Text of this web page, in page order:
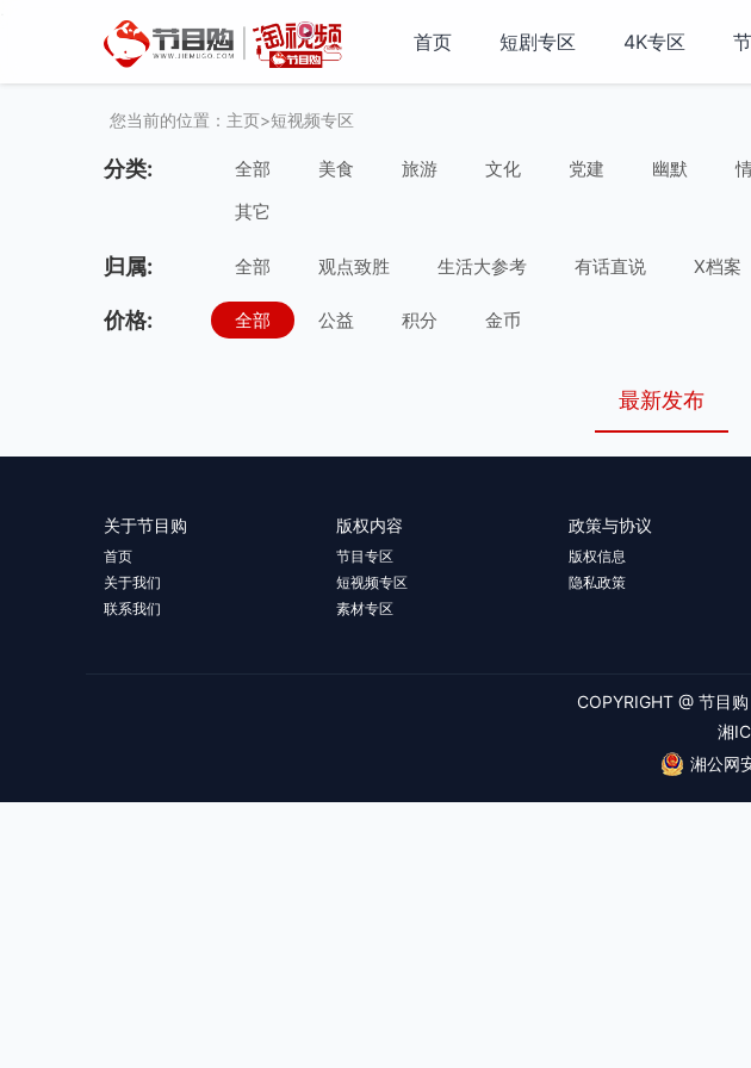
首页
短剧专区 4K专区
您当前的位置： 主页>短视频专区
分类: 全部 美食 旅游 文化 党建 幽默
其它
归属: 全部 观点致胜 生活大参考 有话直说 X档案
历史文化课代表
中国奇闻说
价格: 全部 公益 积分 金币
最新发布
关于节目购
首页
关于我们
联系我们
版权内容
节目专区
短视频专区
素材专区
政策与协议
版权信息
隐私政策
COPYRIGHT @ 节目
湘
湘公网